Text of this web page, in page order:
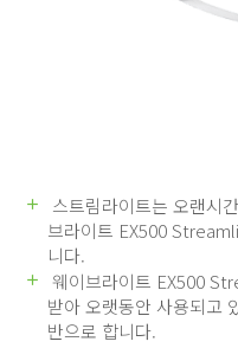
스트림라이트는 오랜시
브라이트 EX500
니다.
웨이브라이트 EX500
받아 오랫동안 사용되고
반으로 합니다.